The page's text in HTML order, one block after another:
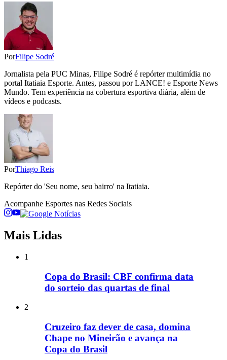
PorFilipe Sodré
Jornalista pela PUC Minas, Filipe Sodré é repórter multimídia no
portal Itatiaia Esporte. Antes, passou por LANCE! e Esporte News
Mundo. Tem experiência na cobertura esportiva diária, além de
vídeos e podcasts.
PorThiago Reis
Repórter do 'Seu nome, seu bairro' na Itatiaia.
Acompanhe Esportes nas Redes Sociais
Mais Lidas
1
Copa do Brasil: CBF confirma data
do sorteio das quartas de final
2
Cruzeiro faz dever de casa, domina
Chape no Mineirão e avança na
Copa do Brasil